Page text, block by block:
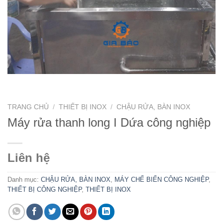
TRANG CHỦ / THIẾT BỊ INOX / CHẬU RỬA, BÀN INOX
Máy rửa thanh long I Dứa công nghiệp
Liên hệ
Danh mục: CHẬU RỬA, BÀN INOX, MÁY CHẾ BIẾN CÔNG NGHIỆP,
THIẾT BỊ CÔNG NGHIỆP, THIẾT BỊ INOX